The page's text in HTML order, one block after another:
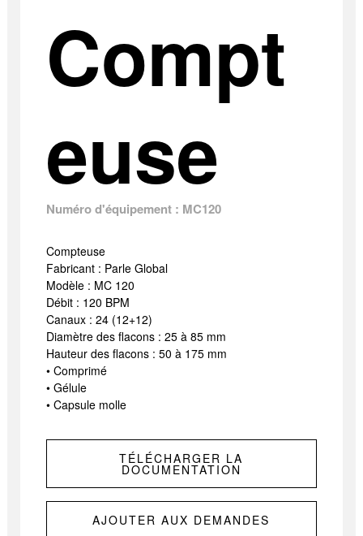
Compt
euse
Numéro d'équipement : MC120
Compteuse
Fabricant : Parle Global
Modèle : MC 120
Débit : 120 BPM
Canaux : 24 (12+12)
Diamètre des flacons : 25 à 85 mm
Hauteur des flacons : 50 à 175 mm
• Comprimé
• Gélule
• Capsule molle
TÉLÉCHARGER LA
DOCUMENTATION
AJOUTER AUX DEMANDES